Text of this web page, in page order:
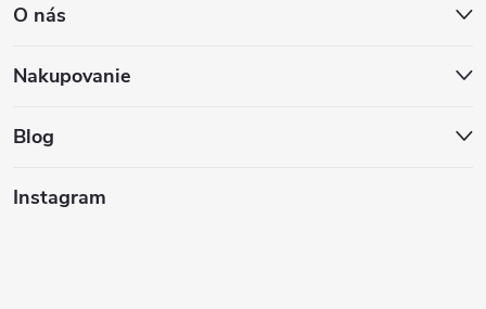
p
ä
O nás
Nakupovanie
Blog
Instagram